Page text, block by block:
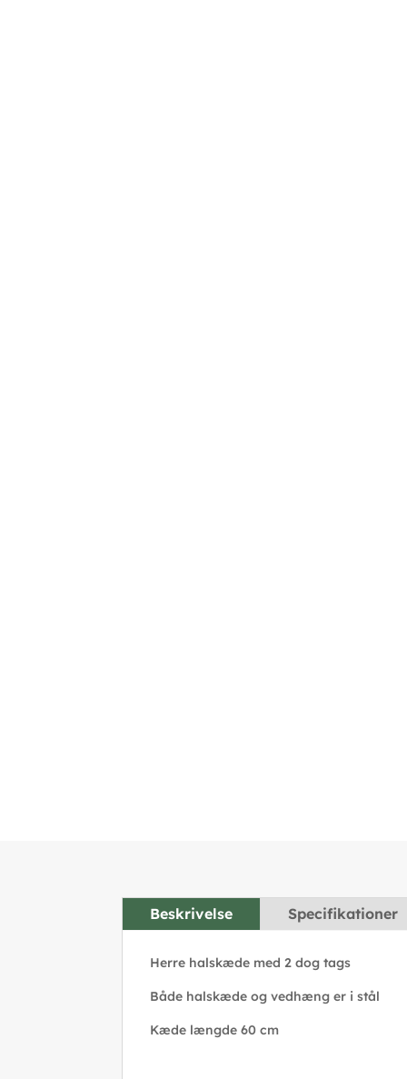
Beskrivelse Specifikationer
Herre halskæde med 2 dog tags
Både halskæde og vedhæng er i stål
Kæde længde 60 cm